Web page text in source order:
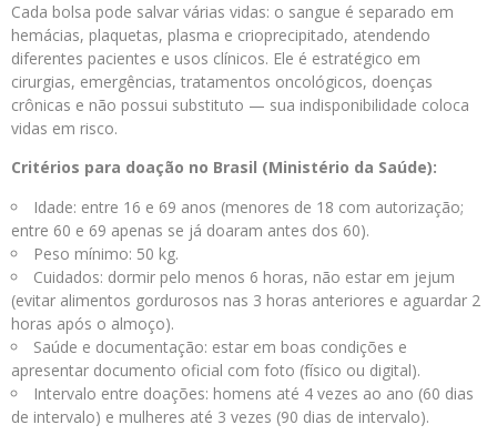
Cada bolsa pode salvar várias vidas: o sangue é separado em
hemácias, plaquetas, plasma e crioprecipitado, atendendo
diferentes pacientes e usos clínicos. Ele é estratégico em
cirurgias, emergências, tratamentos oncológicos, doenças
crônicas e não possui substituto — sua indisponibilidade coloca
vidas em risco.
Critérios para doação no Brasil (Ministério da Saúde):
Idade: entre 16 e 69 anos (menores de 18 com autorização;
entre 60 e 69 apenas se já doaram antes dos 60).
Peso mínimo: 50 kg.
Cuidados: dormir pelo menos 6 horas, não estar em jejum
(evitar alimentos gordurosos nas 3 horas anteriores e aguardar 2
horas após o almoço).
Saúde e documentação: estar em boas condições e
apresentar documento oficial com foto (físico ou digital).
Intervalo entre doações: homens até 4 vezes ao ano (60 dias
de intervalo) e mulheres até 3 vezes (90 dias de intervalo).